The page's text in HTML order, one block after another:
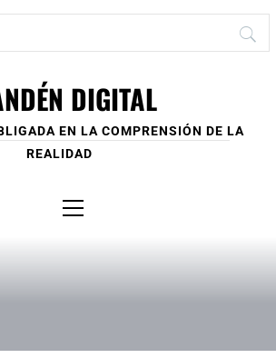
DIGITAL
EN LA COMPRENSIÓN DE LA
REALIDAD
principal